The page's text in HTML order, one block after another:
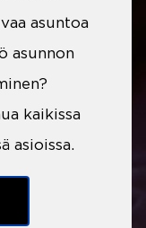
asuntoa
asunnon
kaikissa
asioissa.